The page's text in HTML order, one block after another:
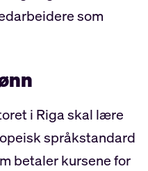
som
i Riga skal lære
språkstandard
betaler kursene for